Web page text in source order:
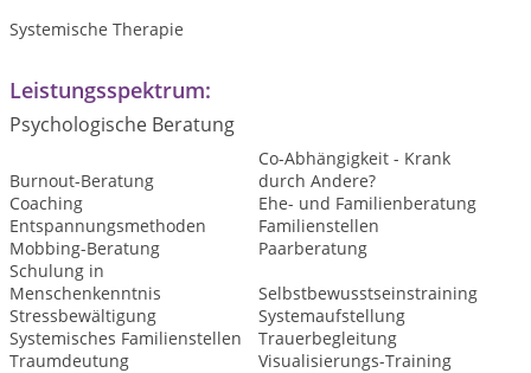
Systemische Therapie
Leistungsspektrum:
Psychologische Beratung
Burnout-Beratung
Co-Abhängigkeit - Krank
durch Andere?
Coaching
Ehe- und Familienberatung
Entspannungsmethoden
Familienstellen
Mobbing-Beratung
Paarberatung
Schulung in
Menschenkenntnis
Selbstbewusstseinstraining
Stressbewältigung
Systemaufstellung
Systemisches Familienstellen
Trauerbegleitung
Traumdeutung
Visualisierungs-Training